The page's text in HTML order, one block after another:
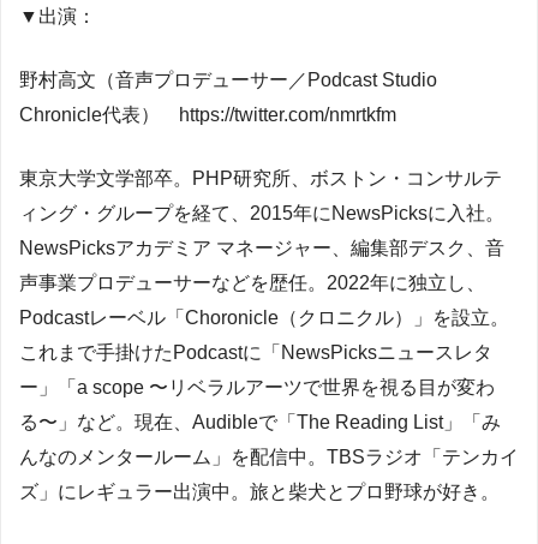
▼出演：
野村高文（音声プロデューサー／Podcast Studio
Chronicle代表） https://twitter.com/nmrtkfm
東京大学文学部卒。PHP研究所、ボストン・コンサルテ
ィング・グループを経て、2015年にNewsPicksに入社。
NewsPicksアカデミア マネージャー、編集部デスク、音
声事業プロデューサーなどを歴任。2022年に独立し、
Podcastレーベル「Choronicle（クロニクル）」を設立。
これまで手掛けたPodcastに「NewsPicksニュースレタ
ー」「a scope 〜リベラルアーツで世界を視る目が変わ
る〜」など。現在、Audibleで「The Reading List」「み
んなのメンタールーム」を配信中。TBSラジオ「テンカイ
ズ」にレギュラー出演中。旅と柴犬とプロ野球が好き。